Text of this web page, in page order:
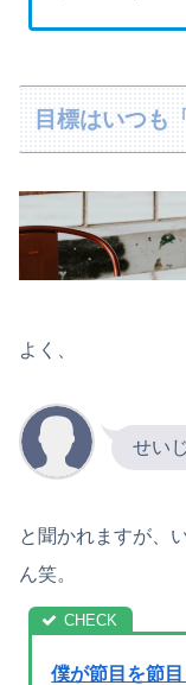
目標はいつも
よく、
せい
と聞かれますが、
ん笑。
僕が節目を節